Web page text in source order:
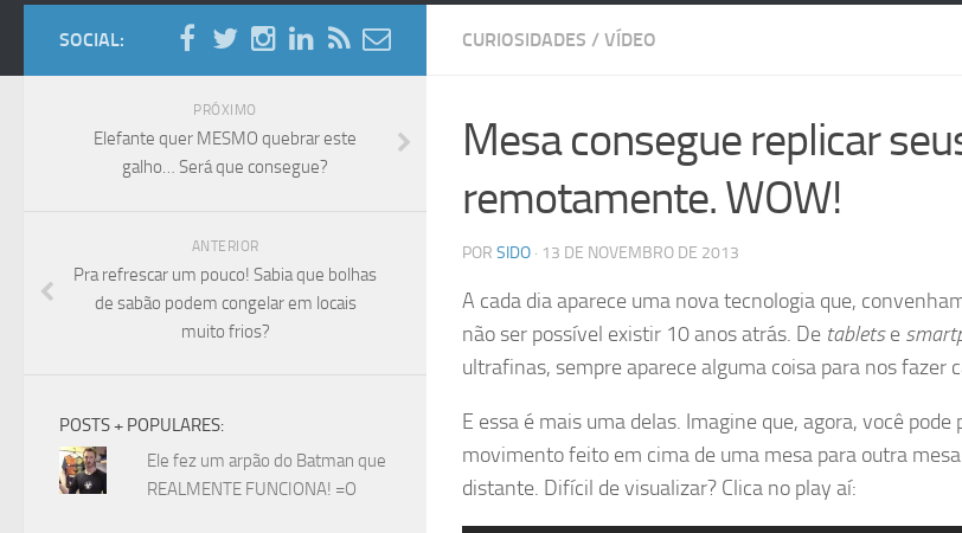
CURIOSIDADES / VÍDEO
Mesa consegue replicar
remotamente. WOW!
POR SIDO · 13 DE NOVEMBRO DE 2013
A cada dia aparece uma nova tecnologia que,
não ser possível existir 10 anos atrás. De tabletse
ultrafinas, sempre aparece alguma coisa para nos fazer
E essa é mais uma delas. Imagine que, agora, você pode
movimento feito em cima de uma mesa para outra
distante. Difícil de visualizar? Clica no play aí:
SOCIAL:
PRÓXIMO
Elefante quer MESMO quebrar este
galho… Será que consegue?
ANTERIOR
Pra refrescar um pouco! Sabia que bolhas
de sabão podem congelar em locais
muito frios?
POSTS + POPULARES:
Ele fez um arpão do Batman que
REALMENTE FUNCIONA! =O